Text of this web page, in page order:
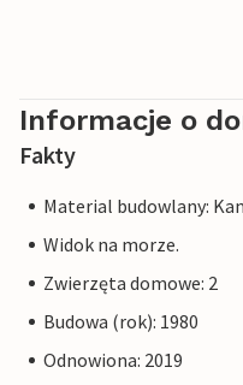
Informacje o
Fakty
Material budowlany:
Widok na morze.
Zwierzęta domowe: 2
Budowa (rok): 1980
Odnowiona: 2019